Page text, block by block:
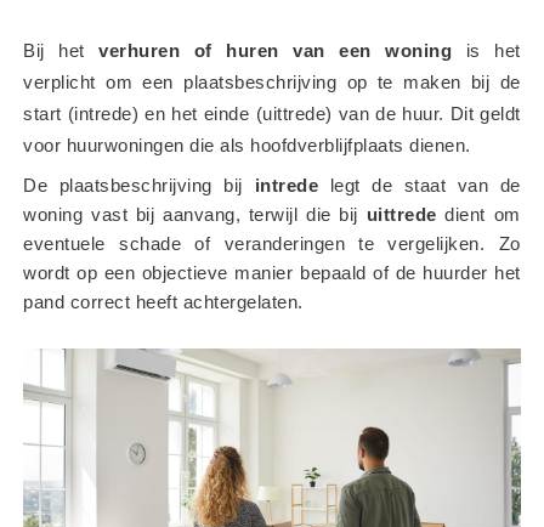
Bij het verhuren of huren van een woning is het
verplicht om een plaatsbeschrijving op te maken bij de
start (intrede) en het einde (uittrede) van de huur. Dit geldt
voor huurwoningen die als hoofdverblijfplaats dienen.
De plaatsbeschrijving bij intrede legt de staat van de
woning vast bij aanvang, terwijl die bij uittrede dient om
eventuele schade of veranderingen te vergelijken. Zo
wordt op een objectieve manier bepaald of de huurder het
pand correct heeft achtergelaten.